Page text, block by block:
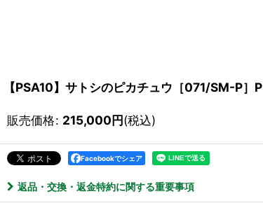
【PSA10】サトシのピカチュウ［071/SM-P］P
販売価格: 215,000円(税込)
Facebookでシェア
返品・交換・返金特約に関する重要事項